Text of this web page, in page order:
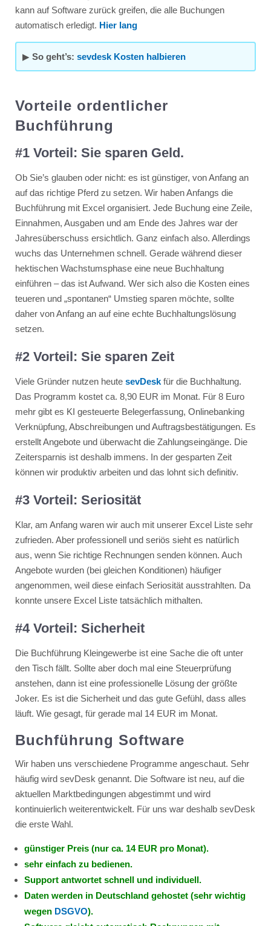
kann auf Software zurück greifen, die alle Buchungen
automatisch erledigt. Hier lang
▶ So geht’s: sevdesk Kosten halbieren
Vorteile ordentlicher
Buchführung
#1 Vorteil: Sie sparen Geld.
Ob Sie’s glauben oder nicht: es ist günstiger, von Anfang an
auf das richtige Pferd zu setzen. Wir haben Anfangs die
Buchführung mit Excel organisiert. Jede Buchung eine Zeile,
Einnahmen, Ausgaben und am Ende des Jahres war der
Jahresüberschuss ersichtlich. Ganz einfach also. Allerdings
wuchs das Unternehmen schnell. Gerade während dieser
hektischen Wachstumsphase eine neue Buchhaltung
einführen – das ist Aufwand. Wer sich also die Kosten eines
teueren und „spontanen“ Umstieg sparen möchte, sollte
daher von Anfang an auf eine echte Buchhaltungslösung
setzen.
#2 Vorteil: Sie sparen Zeit
Viele Gründer nutzen heute sevDeskfür die Buchhaltung.
Das Programm kostet ca. 8,90 EUR im Monat. Für 8 Euro
mehr gibt es KI gesteuerte Belegerfassung, Onlinebanking
Verknüpfung, Abschreibungen und Auftragsbestätigungen. Es
erstellt Angebote und überwacht die Zahlungseingänge. Die
Zeitersparnis ist deshalb immens. In der gesparten Zeit
können wir produktiv arbeiten und das lohnt sich definitiv.
#3 Vorteil: Seriosität
Klar, am Anfang waren wir auch mit unserer Excel Liste sehr
zufrieden. Aber professionell und seriös sieht es natürlich
aus, wenn Sie richtige Rechnungen senden können. Auch
Angebote wurden (bei gleichen Konditionen) häufiger
angenommen, weil diese einfach Seriosität ausstrahlten. Da
konnte unsere Excel Liste tatsächlich mithalten.
#4 Vorteil: Sicherheit
Die Buchführung Kleingewerbe ist eine Sache die oft unter
den Tisch fällt. Sollte aber doch mal eine Steuerprüfung
anstehen, dann ist eine professionelle Lösung der größte
Joker. Es ist die Sicherheit und das gute Gefühl, dass alles
läuft. Wie gesagt, für gerade mal 14 EUR im Monat.
Buchführung Software
Wir haben uns verschiedene Programme angeschaut. Sehr
häufig wird sevDesk genannt. Die Software ist neu, auf die
aktuellen Marktbedingungen abgestimmt und wird
kontinuierlich weiterentwickelt. Für uns war deshalb sevDesk
die erste Wahl.
günstiger Preis (nur ca. 14 EUR pro Monat).
sehr einfach zu bedienen.
Support antwortet schnell und individuell.
Daten werden in Deutschland gehostet (sehr wichtig
wegen DSGVO).